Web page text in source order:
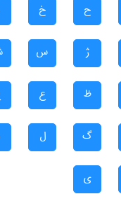
ح خ
ژ س
ظ ع
گ ل
ی